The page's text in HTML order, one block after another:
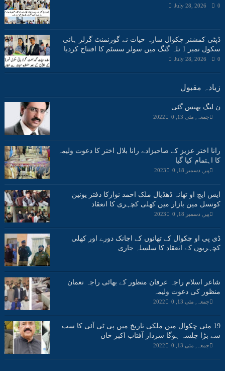
July 28, 2026 0
ڈپٹی کمشنر چکوال سارہ حیات نے گورنمنٹ گرلز ہائی
سکول نمبر 1 تلہ گنگ میں سولر سسٹم کا افتتاح کردیا
July 28, 2026 0
زیادہ مقبول
ن لیگ پھنس گئی
جمعہ, مئی 13, 2022 0
رانا اختر عزیز کے صاحبزادے رانا بلال اختر کا دعوت ولیمہ
کا اہتمام کیا گیا
پیر, دسمبر 18, 2023 0
ایس ایچ او تھانہ ڈھڈیال ملک احمد نوازکا دفتر یونین
کونسل مین بازار میں کھلی کچہری کا انعقاد
پیر, دسمبر 18, 2023 0
ڈی پی او چکوال کے تھانوں کے اچانک دورے اور کھلی
کچہریوں کے انعقاد کا سلسلہ جاری
شاعر اسلام راجہ عرفان منظور کے بھائی راجہ نعمان
منظور کی دعوت ولیمہ
جمعہ, مئی 13, 2022 0
19 مئی چکوال میں ملکی تاریخ میں پی ٹی آئی کا سب
سے بڑا جلسہ ہوگا سردار آفتاب اکبر خان
جمعہ, مئی 13, 2022 0